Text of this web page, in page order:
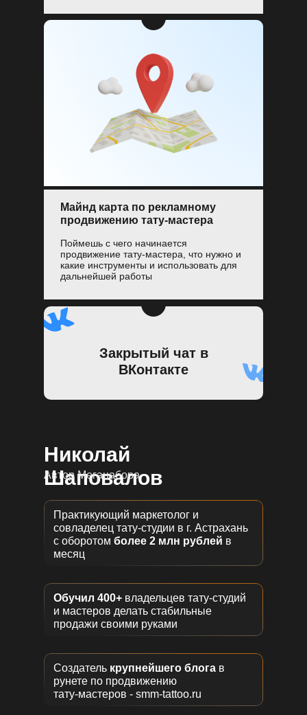
Закрытый чат в
ВКонтакте
Хочу Меганабор
Майнд карта по рекламному
продвижению тату-мастера
Поймешь с чего начинается
продвижение тату-мастера, что нужно и
какие инструменты и использовать для
дальнейшей работы
Николай
Шаповалов
Автор Меганабора
Практикующий маркетолог и
совладелец тату-студии в г. Астрахань
с оборотом более 2 млн рублей в
месяц
Обучил 400+ владельцев тату-студий
и мастеров делать стабильные
продажи своими руками
Создатель крупнейшего блога в
рунете по продвижению
тату-мастеров - smm-tattoo.ru